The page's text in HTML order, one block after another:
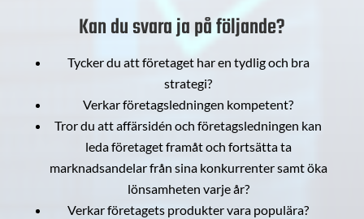
Kan du svara ja på följande?
Tycker du att företaget har en tydlig och bra
strategi?
Verkar företagsledningen kompetent?
Tror du att affärsidén och företagsledningen kan
leda företaget framåt och fortsätta ta
marknadsandelar från sina konkurrenter samt öka
lönsamheten varje år?
Verkar företagets produkter vara populära?